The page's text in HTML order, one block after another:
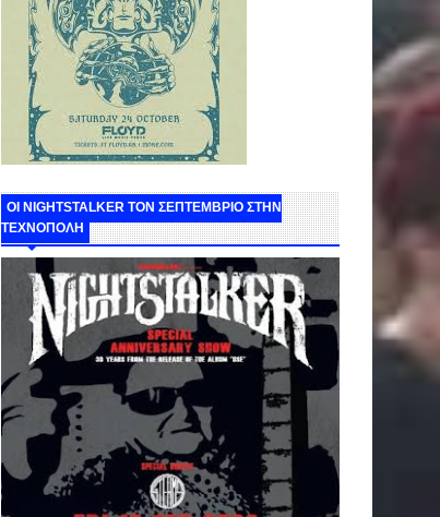
ΟΙ NIGHTSTALKER ΤΟΝ ΣΕΠΤΕΜΒΡΙΟ ΣΤΗΝ
ΤΕΧΝΟΠΟΛΗ